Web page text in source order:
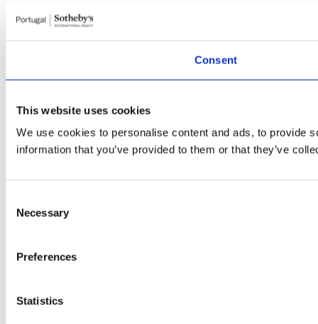
Consent
This website uses cookies
We use cookies to personalise content and ads, to provide
information that you’ve provided to them or that they’ve
Selection
Necessary
Preferences
Statistics